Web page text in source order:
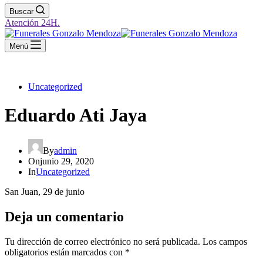
Buscar
Atención 24H.
Menú
Uncategorized
Eduardo Ati Jaya
Byadmin
Onjunio 29, 2020
InUncategorized
San Juan, 29 de junio
Deja un comentario
Tu dirección de correo electrónico no será publicada. Los campos
obligatorios están marcados con *